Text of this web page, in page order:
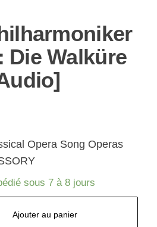
Die Walküre
Opera Song Operas
sous 7 à 8 jours
Ajouter au panier